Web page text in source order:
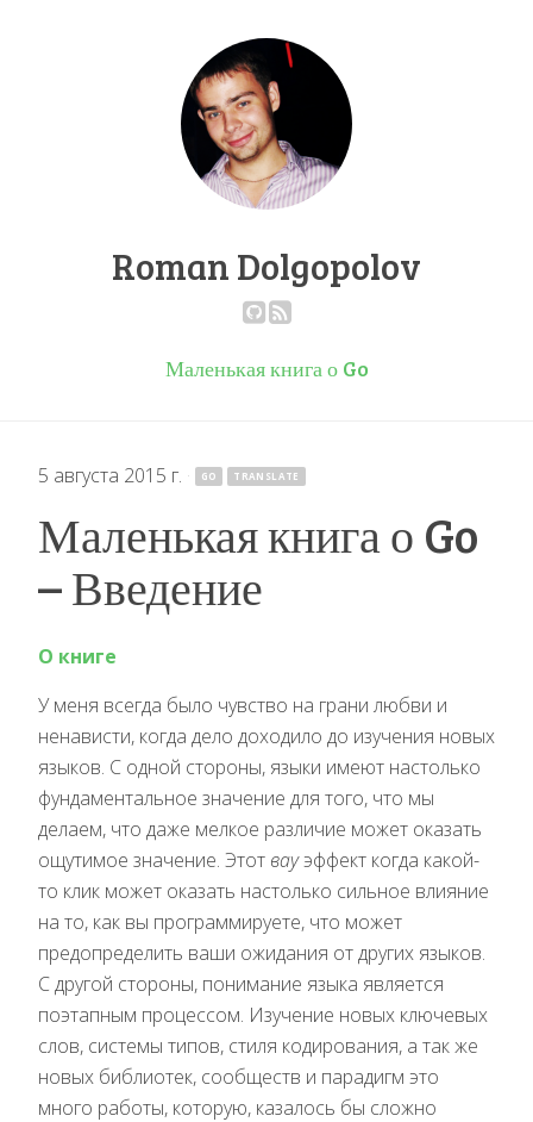
Roman Dolgopolov
Маленькая книга о Go
5 августа 2015 г. · GO TRANSLATE
Маленькая книга о Go
– Введение
О книге
У меня всегда было чувство на грани любви и
ненависти, когда дело доходило до изучения новых
языков. С одной стороны, языки имеют настолько
фундаментальное значение для того, что мы
делаем, что даже мелкое различие может оказать
ощутимое значение. Этот вауэффект когда какой-
то клик может оказать настолько сильное влияние
на то, как вы программируете, что может
предопределить ваши ожидания от других языков.
С другой стороны, понимание языка является
поэтапным процессом. Изучение новых ключевых
слов, системы типов, стиля кодирования, а так же
новых библиотек, сообществ и парадигм это
много работы, которую, казалось бы сложно